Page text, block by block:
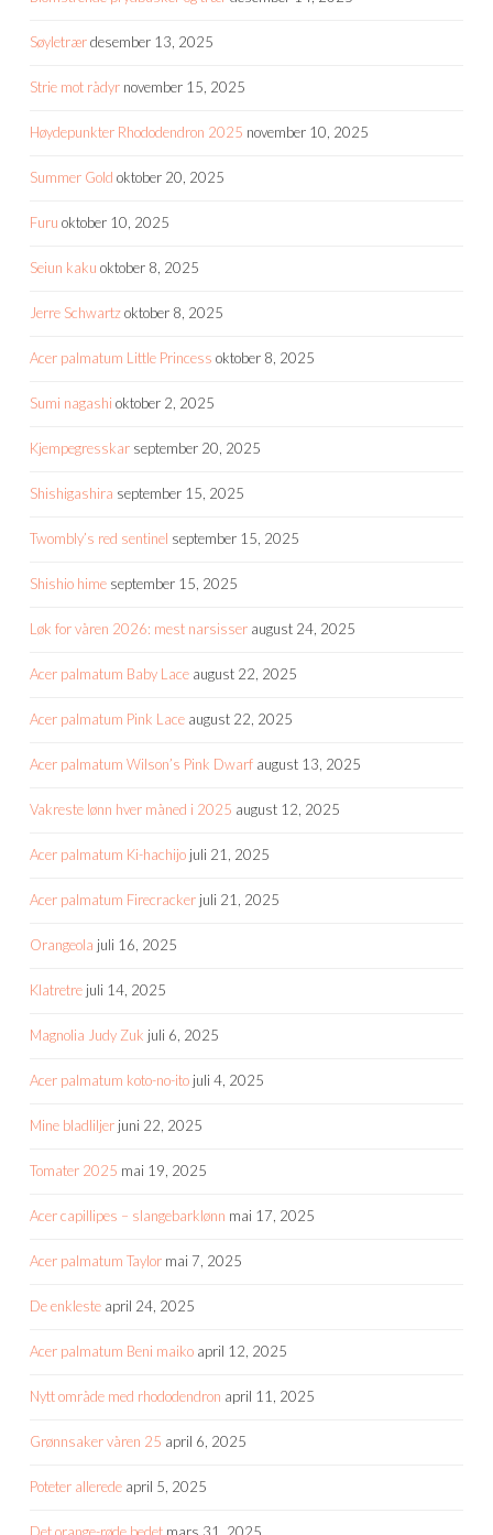
Søyletrærdesember 13, 2025
Strie mot rådyr november 15, 2025
Høydepunkter Rhododendron 2025 november 10, 2025
Summer Gold oktober 20, 2025
Furu oktober 10, 2025
Seiun kaku oktober 8, 2025
Jerre Schwartzoktober 8, 2025
Acer palmatum Little Princess oktober 8, 2025
Sumi nagashi oktober 2, 2025
Kjempegresskar september 20, 2025
Shishigashira september 15, 2025
Twombly’s red sentinel september 15, 2025
Shishio hime september 15, 2025
Løk for våren 2026: mest narsisser august 24, 2025
Acer palmatum Baby Lace august 22, 2025
Acer palmatum Pink Lace august 22, 2025
Acer palmatum Wilson’s Pink Dwarf august 13, 2025
Vakreste lønn hver måned i 2025 august 12, 2025
Acer palmatum Ki-hachijo juli 21, 2025
Acer palmatum Firecracker juli 21, 2025
Orangeola juli 16, 2025
Klatretre juli 14, 2025
Magnolia Judy Zuk juli 6, 2025
Acer palmatum koto-no-ito juli 4, 2025
Mine bladliljer juni 22, 2025
Tomater 2025 mai 19, 2025
Acer capillipes – slangebarklønn mai 17, 2025
Acer palmatum Taylor mai 7, 2025
De enkleste april 24, 2025
Acer palmatum Beni maiko april 12, 2025
Nytt område med rhododendron april 11, 2025
Grønnsaker våren 25 april 6, 2025
Poteter allerede april 5, 2025